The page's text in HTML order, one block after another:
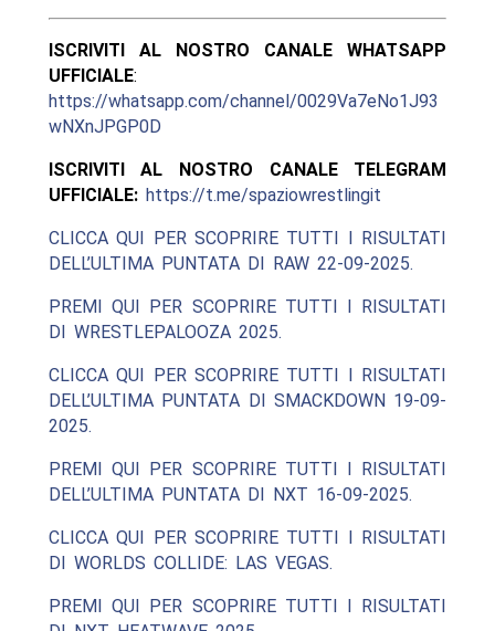
ISCRIVITI AL NOSTRO CANALE WHATSAPP
UFFICIALE:
https://whatsapp.com/channel/0029Va7eNo1J93
wNXnJPGP0D
ISCRIVITI AL NOSTRO CANALE TELEGRAM
UFFICIALE: https://t.me/spaziowrestlingit
CLICCA QUI PER SCOPRIRE TUTTI I RISULTATI
DELL’ULTIMA PUNTATA DI RAW 22-09-2025.
PREMI QUI PER SCOPRIRE TUTTI I RISULTATI
DI WRESTLEPALOOZA 2025.
CLICCA QUI PER SCOPRIRE TUTTI I RISULTATI
DELL’ULTIMA PUNTATA DI SMACKDOWN 19-09-
2025.
PREMI QUI PER SCOPRIRE TUTTI I RISULTATI
DELL’ULTIMA PUNTATA DI NXT 16-09-2025.
CLICCA QUI PER SCOPRIRE TUTTI I RISULTATI
DI WORLDS COLLIDE: LAS VEGAS.
PREMI QUI PER SCOPRIRE TUTTI I RISULTATI